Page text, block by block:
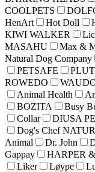
COOLPETS
HenArt
Hot Doll
KIWI WALKER
MASAHU
Max &
Natural Dog Company
PETSAFE
ROWEDO
Animal Health
BOZITA
Busy
Collar
DIUSA
Dog's Chef
Animal
Dr. John
Gappay
HARPER
Liker
Løype